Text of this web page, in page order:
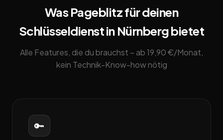
Was Pageblitz für deinen
Schlüsseldienst in Nürnberg bietet
Alle Features, die du brauchst – ab 19,90 €/Monat,
kein Technik-Know-how nötig
🔑